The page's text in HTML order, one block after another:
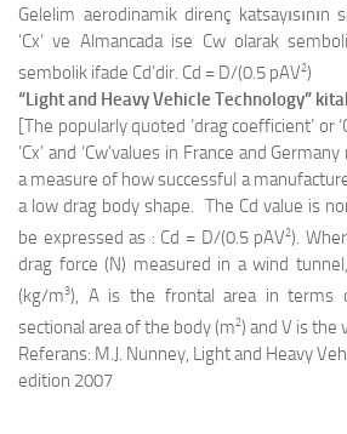
Gelelim aerodinamik direnç katsayısının
‘Cx’ ve Almancada ise Cw olarak
sembolik ifade Cd’dir. Cd = D/(0.5 pAV2)
“Light and Heavy Vehicle Technology”
[The popularly quoted ‘drag coefficient’ or
‘Cx’ and ‘Cw’values in France and
a measure of how successful a
a low drag body shape. The Cd value is
be expressed as : Cd = D/(0.5 pAV2).
drag force (N) measured in a wind
(kg/m3), A is the frontal area in terms
sectional area of the body (m2) and V is the
Referans: M.J. Nunney, Light and Heavy
edition 2007